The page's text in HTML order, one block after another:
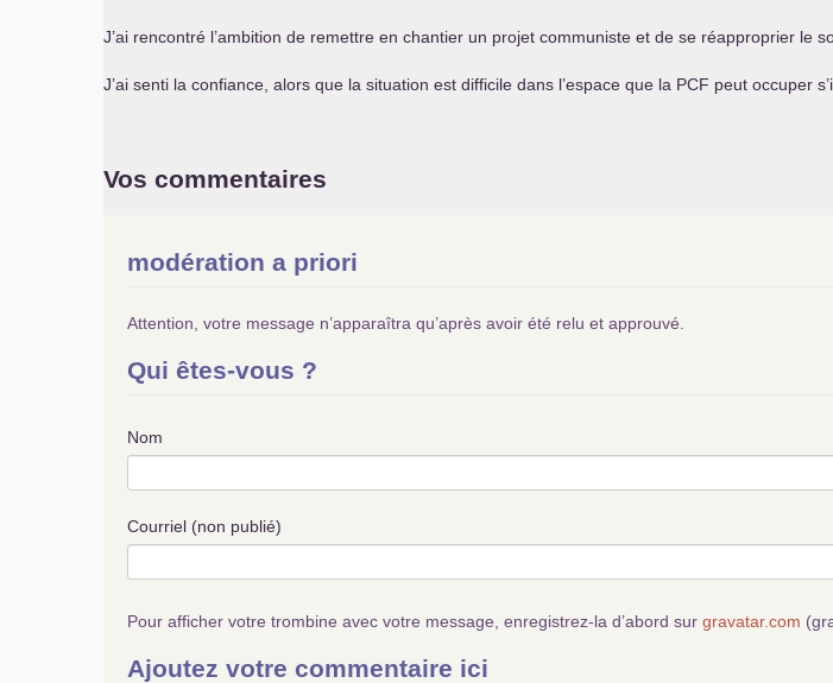
J’ai rencontré l’ambition de remettre en chantier un projet communiste et de se réapproprier le
J’ai senti la confiance, alors que la situation est difficile dans l’espace que la PCF peut occuper
Vos commentaires
modération a priori
Attention, votre message n’apparaîtra qu’après avoir été relu et approuvé.
Qui êtes-vous ?
Nom
Courriel (non publié)
Pour afficher votre trombine avec votre message, enregistrez-la d’abord sur gravatar.com
Ajoutez votre commentaire ici